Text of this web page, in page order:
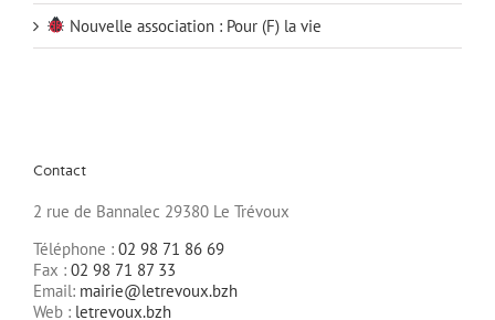
Nouvelle association : Pour (F) la vie
Contact
2 rue de Bannalec 29380 Le Trévoux
Téléphone : 02 98 71 86 69
Fax : 02 98 71 87 33
Email: mairie@letrevoux.bzh
Web : letrevoux.bzh